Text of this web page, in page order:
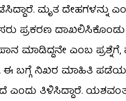
ಮೃತ ದೇಹಗಳನ್ನು
ಪ್ರಕರಣ
ಮಾಡಿದ್ದನೇ ಎಂಬ
ಈ ಬಗ್ಗೆ ನಿಖರ ಮಾಹಿತಿ
ತಿಳಿಸಿದ್ದಾರೆ.